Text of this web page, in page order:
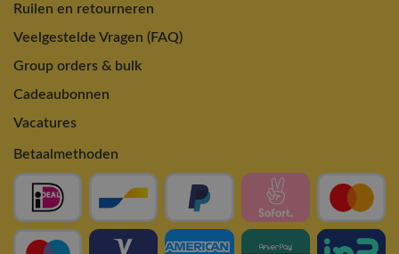
Ruilen en retourneren
Veelgestelde Vragen (FAQ)
Group orders & bulk
Cadeaubonnen
Vacatures
Betaalmethoden